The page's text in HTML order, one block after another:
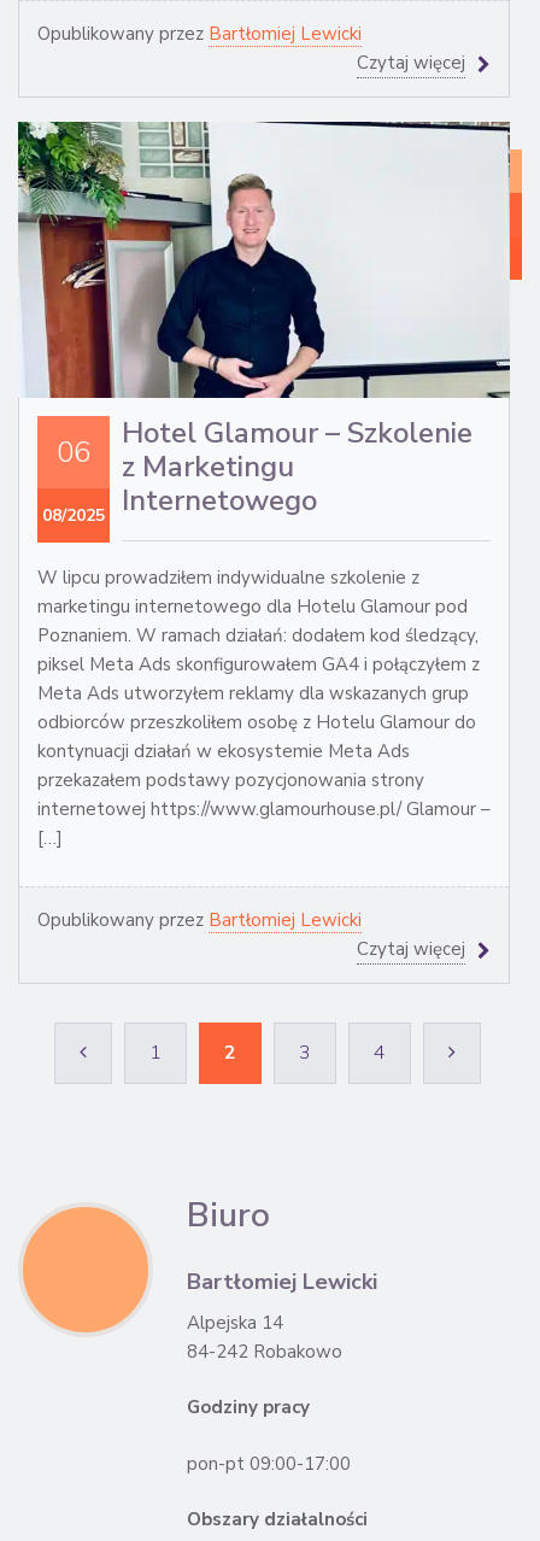
Opublikowany przez Bartłomiej Lewicki
Czytaj więcej
06
08/2025
Hotel Glamour – Szkolenie
z Marketingu
Internetowego
W lipcu prowadziłem indywidualne szkolenie z
marketingu internetowego dla Hotelu Glamour pod
Poznaniem. W ramach działań: dodałem kod śledzący,
piksel Meta Ads skonfigurowałem GA4 i połączyłem z
Meta Ads utworzyłem reklamy dla wskazanych grup
odbiorców przeszkoliłem osobę z Hotelu Glamour do
kontynuacji działań w ekosystemie Meta Ads
przekazałem podstawy pozycjonowania strony
internetowej https://www.glamourhouse.pl/ Glamour –
[…]
Opublikowany przez Bartłomiej Lewicki
Czytaj więcej
1 2 3 4
Biuro
Bartłomiej Lewicki
Alpejska 14
84-242 Robakowo
Godziny pracy
pon-pt 09:00-17:00
Obszary działalności